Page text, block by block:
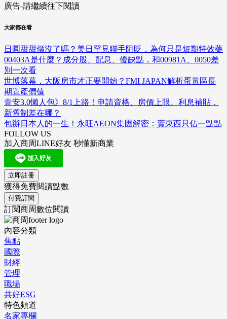
廣告-請繼續往下閱讀
大家都在看
日圓甜甜價沒了嗎？美日罕見聯手阻貶，為何只是短期特效藥
00403A是什麼？成分股、配息、優缺點，和00981A、0050差
別一次看
世博落幕，大阪房市才正要開始？FMI JAPAN解析蛋黃區長
期置產價值
青安3.0懶人包》8/1上路！申請資格、房價上限、利息補貼，
新舊制差在哪？
包辦日本人的一生！永旺AEON集團解密：賣東西只佔一點點
FOLLOW US
加入商周LINE好友 秒懂新商業
立即註冊
獲得免費閱讀點數
付費訂閱
訂閱商周數位閱讀
內容分類
焦點
國際
財經
管理
職場
共好ESG
特色頻道
名家專欄